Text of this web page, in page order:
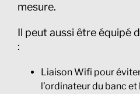
mesure.
Il peut aussi être équipé
:
Liaison Wifi pour
l’ordinateur du banc et